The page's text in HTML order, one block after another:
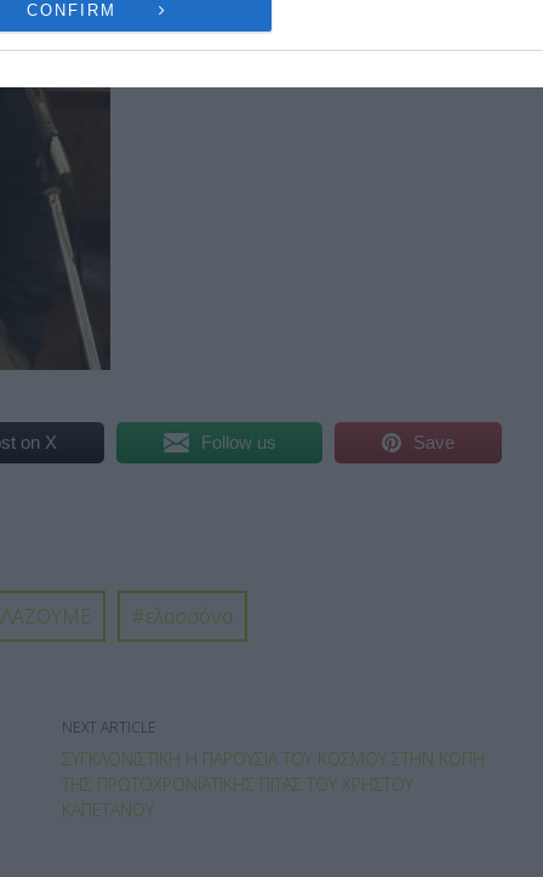
CONFIRM
on X Follow us Save
ελασσόνα
NEXT ARTICLE
ΣΥΓΚΛΟΝΙΣΤΙΚΉ Η ΠΑΡΟΥΣΊΑ ΤΟΥ ΚΌΣΜΟΥ ΣΤΗΝ ΚΟΠΉ
ΤΗΣ ΠΡΩΤΟΧΡΟΝΙΆΤΙΚΗΣ ΠΊΤΑΣ ΤΟΥ ΧΡΉΣΤΟΥ
ΚΑΠΕΤΆΝΟΥ